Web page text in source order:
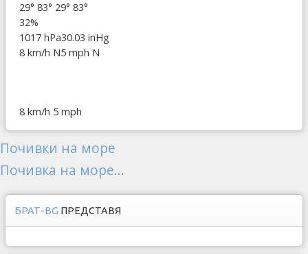
29° 83° 29° 83°
32%
1017 hPa30.03 inHg
8 km/h N5 mph N
8 km/h 5 mph
Почивки на море
Почивка на море...
БРАТ-BG ПРЕДСТАВЯ